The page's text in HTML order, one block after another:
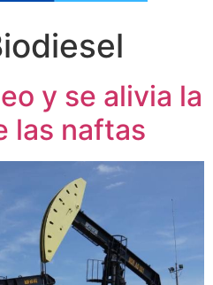
y se alivia la
las naftas